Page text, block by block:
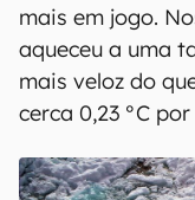
mais em jogo.
aqueceu a uma
mais veloz do
cerca 0,23 °C